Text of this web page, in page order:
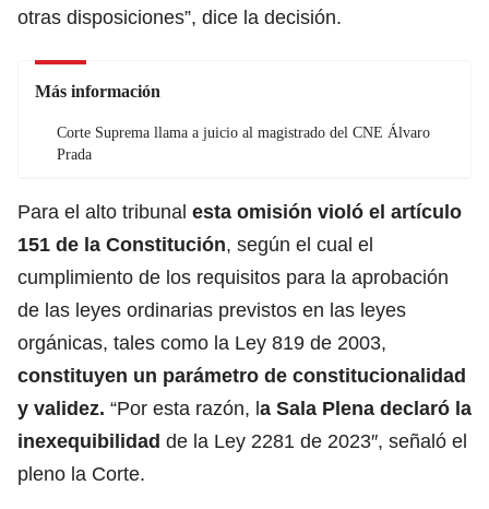
otras disposiciones”, dice la decisión.
Más información
Corte Suprema llama a juicio al magistrado del CNE Álvaro
Prada
Para el alto tribunal esta omisión violó el artículo
151 de la Constitución, según el cual el
cumplimiento de los requisitos para la aprobación
de las leyes ordinarias previstos en las leyes
orgánicas, tales como la Ley 819 de 2003,
constituyen un parámetro de constitucionalidad
y validez. “Por esta razón, la Sala Plena declaró la
inexequibilidad de la Ley 2281 de 2023″, señaló el
pleno la Corte.